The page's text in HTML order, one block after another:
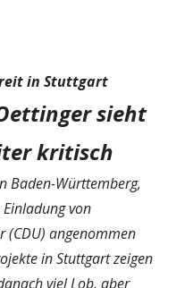
in Stuttgart
sieht
kritisch
Baden-Württemberg,
von
(CDU) angenommen
in Stuttgart zeigen
viel Lob, aber